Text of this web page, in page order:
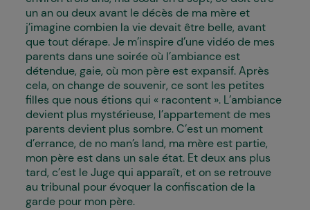
un an ou deux avant le décès de ma mère et
j’imagine combien la vie devait être belle, avant
que tout dérape. Je m’inspire d’une vidéo de mes
parents dans une soirée où l’ambiance est
détendue, gaie, où mon père est expansif. Après
cela, on change de souvenir, ce sont les petites
filles que nous étions qui « racontent ». L’ambiance
devient plus mystérieuse, l’appartement de mes
parents devient plus sombre. C’est un moment
d’errance, de no man’s land, ma mère est partie,
mon père est dans un sale état. Et deux ans plus
tard, c’est le Juge qui apparaît, et on se retrouve
au tribunal pour évoquer la confiscation de la
garde pour mon père.